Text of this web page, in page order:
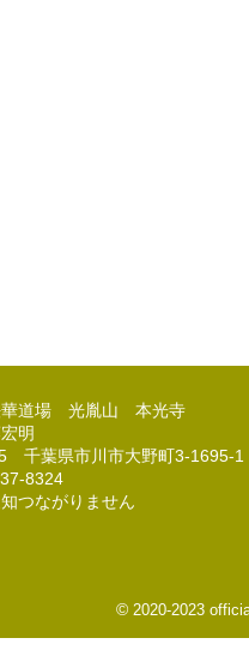
道場 光胤山 本光寺
明
千葉県市川市大野町3-1695-1
8324
つながりません
©2020-2023